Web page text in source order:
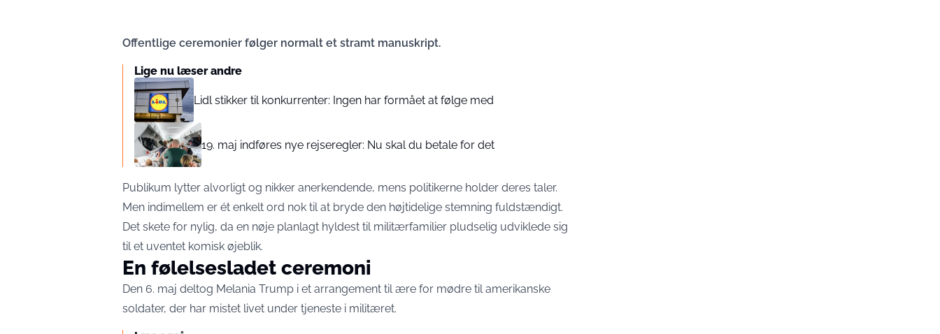
Offentlige ceremonier følger normalt et stramt manuskript.
Lige nu læser andre
Lidl stikker til konkurrenter: Ingen har formået at følge med
19. maj indføres nye rejseregler: Nu skal du betale for det
Publikum lytter alvorligt og nikker anerkendende, mens politikerne holder deres taler.
Men indimellem er ét enkelt ord nok til at bryde den højtidelige stemning fuldstændigt.
Det skete for nylig, da en nøje planlagt hyldest til militærfamilier pludselig udviklede sig
til et uventet komisk øjeblik.
En følelsesladet ceremoni
Den 6. maj deltog Melania Trump i et arrangement til ære for mødre til amerikanske
soldater, der har mistet livet under tjeneste i militæret.